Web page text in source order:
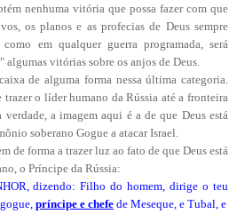
nenhuma vitória que possa fazer com que
os planos e as profecias de Deus sempre
em qualquer guerra programada, será
vitórias sobre os anjos de Deus.
de alguma forma nessa última categoria.
trazer o líder humano da Rússia até a fronteira
a imagem aqui é a de que Deus está
soberano Gogue a atacar Israel.
de forma a trazer luz ao fato de que Deus está
o Príncipe da Rússia:
dizendo: Filho do homem, dirige o teu
príncipe e chefe de Meseque, e Tubal, e